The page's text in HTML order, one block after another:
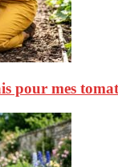
pour mes